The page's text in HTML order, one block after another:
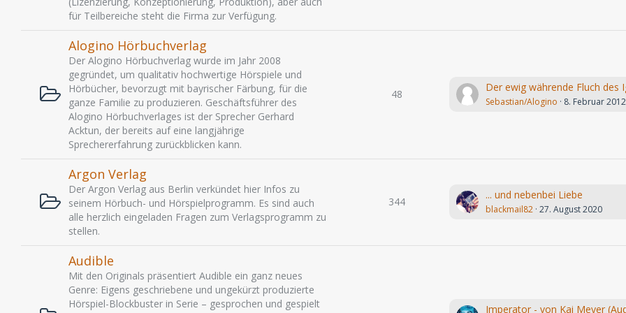
für Teilbereiche steht die Firma zur Verfügung.
Alogino Hörbuchverlag
Der Alogino Hörbuchverlag wurde im Jahr 2008
gegründet, um qualitativ hochwertige Hörspiele und
Hörbücher, bevorzugt mit bayrischer Färbung, für die
ganze Familie zu produzieren. Geschäftsführer des
Alogino Hörbuchverlages ist der Sprecher Gerhard
Acktun, der bereits auf eine langjährige
Sprechererfahrung zurückblicken kann.
48
Sebastian/Alogino 8. Februar 2012
Argon Verlag
Der Argon Verlag aus Berlin verkündet hier Infos zu
seinem Hörbuch- und Hörspielprogramm. Es sind auch
alle herzlich eingeladen Fragen zum Verlagsprogramm zu
stellen.
344
... und nebenbei Liebe
blackmail82 27. August 2020
Audible
Mit den Originals präsentiert Audible ein ganz neues
Genre: Eigens geschriebene und ungekürzt produzierte
Hörspiel-Blockbuster in Serie – gesprochen und gespielt
Imperator - von Kai Meyer